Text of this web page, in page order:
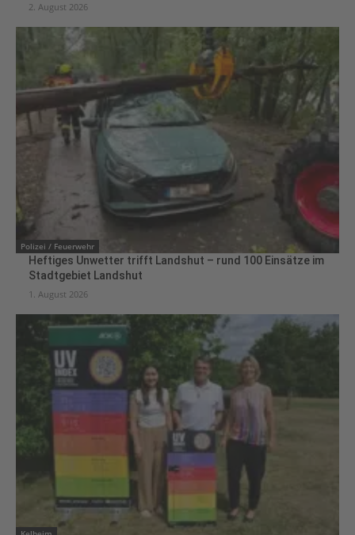
2. August 2026
Polizei / Feuerwehr
Heftiges Unwetter trifft Landshut – rund 100 Einsätze im
Stadtgebiet Landshut
1. August 2026